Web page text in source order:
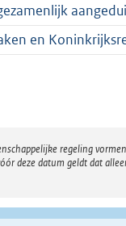
en
regeling
deze datum geldt dat